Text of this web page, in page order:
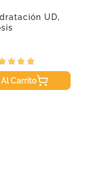
UD,
Carrito